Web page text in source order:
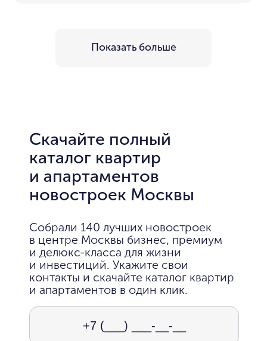
Показать больше
Скачайте полный
каталог квартир
и апартаментов
новостроек Москвы
Собрали 140 лучших новостроек
в центре Москвы бизнес, премиум
и делюкс-класса для жизни
и инвестиций. Укажите свои
контакты и скачайте каталог квартир
и апартаментов в один клик.